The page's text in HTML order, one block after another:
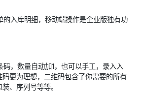
的入库明细，移动端操作是企业版独有功
码，数量自动加1，也可以手工，录入入
更为理想，二维码包含了你需要的所有
、序列号等等。